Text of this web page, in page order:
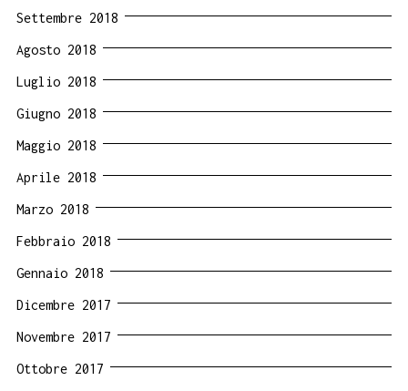
Settembre 2018
Agosto 2018
Luglio 2018
Giugno 2018
Maggio 2018
Aprile 2018
Marzo 2018
Febbraio 2018
Gennaio 2018
Dicembre 2017
Novembre 2017
Ottobre 2017